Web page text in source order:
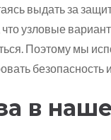
выдать за
узловые
Поэтому мы
безопасность
в